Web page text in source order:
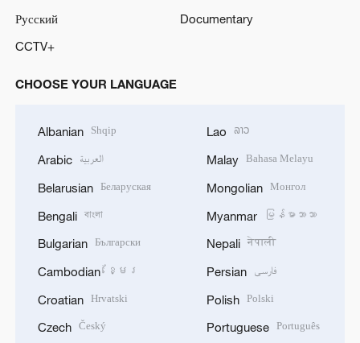
Русский
Documentary
CCTV+
CHOOSE YOUR LANGUAGE
Albanian Shqip
Arabic العربية
Belarusian Беларуская
Bengali বাংলা
Bulgarian Български
Cambodian ខ្មែរ
Croatian Hrvatski
Czech Český
Lao ລາວ
Malay Bahasa Melayu
Mongolian Монгол
Myanmar မြန်မာဘာသာ
Nepali नेपाली
Persian فارسی
Polish Polski
Portuguese Português